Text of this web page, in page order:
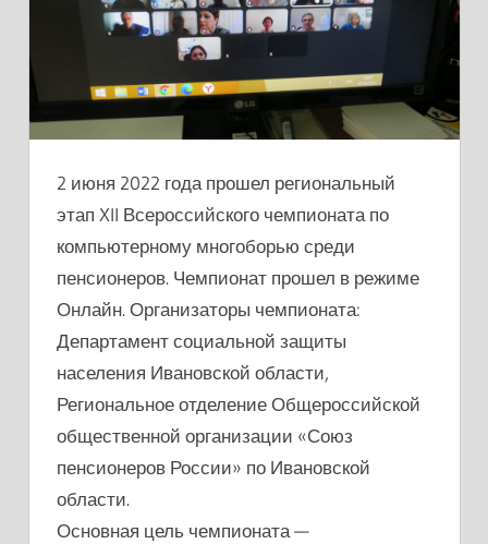
ПОДВЕДЕНЫ
ИТОГИ
РЕГИОНАЛЬНОГО
ЭТАПА
ЧЕМПИОНАТА
ПО
КОМПЬЮТЕРНОМУ
МНОГОБОРЬЮ
ПЕНСИОНЕРОВ
2 июня 2022 года прошел региональный
этап XII Всероссийского чемпионата по
компьютерному многоборью среди
пенсионеров. Чемпионат прошел в режиме
Онлайн. Организаторы чемпионата:
Департамент социальной защиты
населения Ивановской области,
Региональное отделение Общероссийской
общественной организации «Союз
пенсионеров России» по Ивановской
области.
Основная цель чемпионата —